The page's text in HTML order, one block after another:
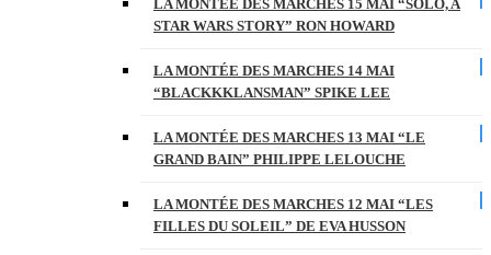
LA MONTÉE DES MARCHES 15 MAI “SOLO, A
STAR WARS STORY” RON HOWARD
LA MONTÉE DES MARCHES 14 MAI
“BLACKKKLANSMAN” SPIKE LEE
LA MONTÉE DES MARCHES 13 MAI “LE
GRAND BAIN” PHILIPPE LELOUCHE
LA MONTÉE DES MARCHES 12 MAI “LES
FILLES DU SOLEIL” DE EVA HUSSON